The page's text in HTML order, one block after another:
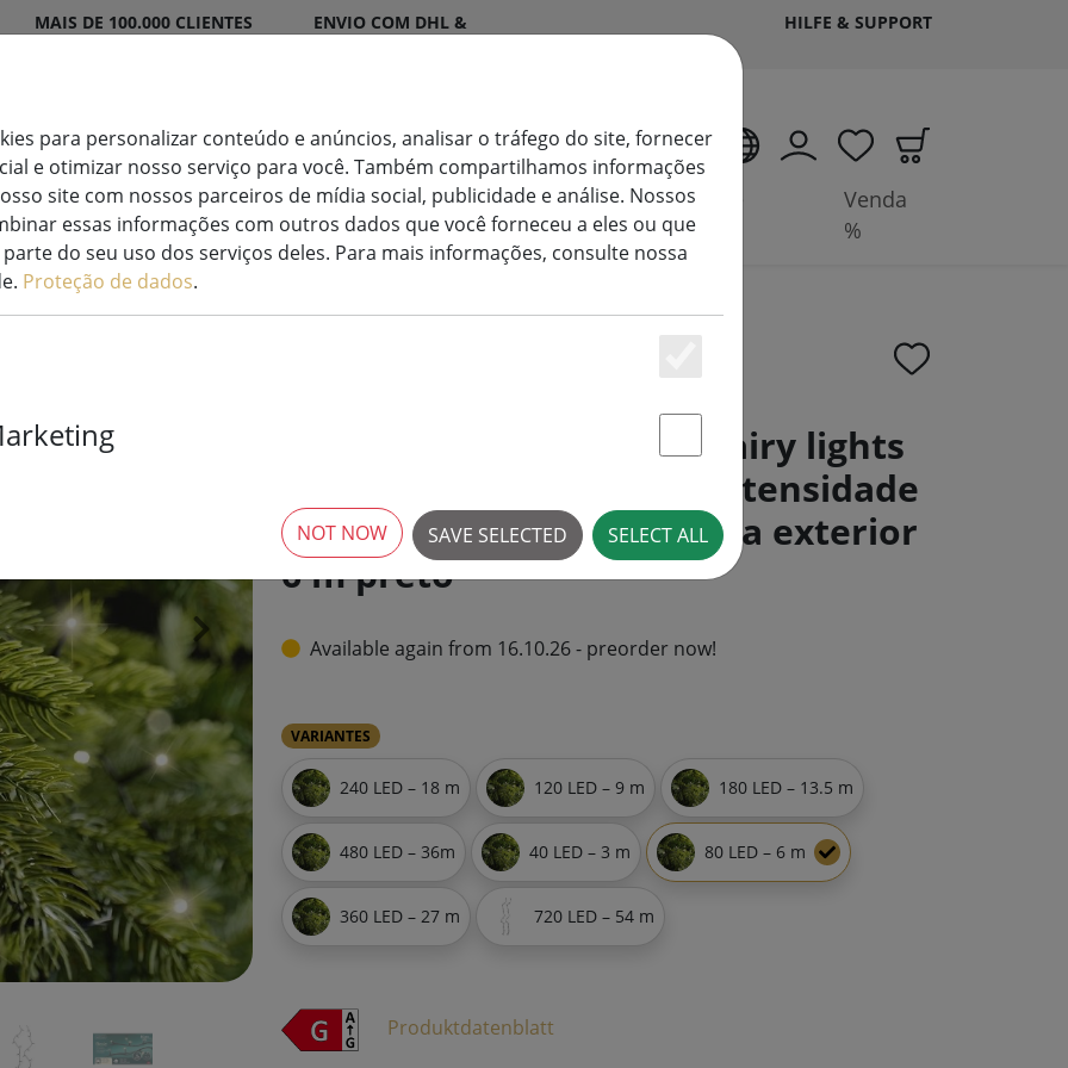
MAIS DE 100.000 CLIENTES
ENVIO COM DHL &
HILFE & SUPPORT
PT
Velas
LED
Sistemas de luzes de
fadas
Acessórios e
baterias
Venda
%
Kaemingk Lumineo LED fairy lights
Basic com regulador de intensidade
80 LED branco quente para exterior
6 m preto
› Available again from 16.10.26 - preorder now!
VARIANTES
240 LED – 18 m 120 LED – 9 m 180 LED – 13.5 m
480 LED – 36m 40 LED – 3 m 80 LED – 6 m
360 LED – 27 m 720 LED – 54 m
Produktdatenblatt
para personalizar conteúdo e anúncios, analisar o tráfego do site, fornecer
e otimizar nosso serviço para você. Também compartilhamos informações
site com nossos parceiros de mídia social, publicidade e análise. Nossos
essas informações com outros dados que você forneceu a eles ou que
do seu uso dos serviços deles. Para mais informações, consulte nossa
Proteção de dados.
Statstik & Marketing
SAVE SELECTED SELECT ALL
NOT NOW